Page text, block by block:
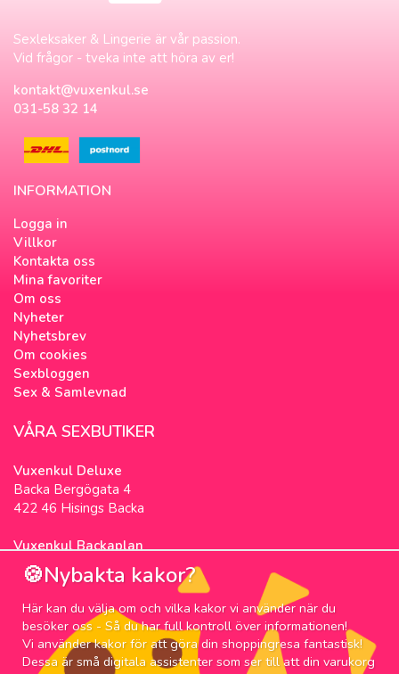
Sexleksaker & Lingerie är vår passion.
Vid frågor - tveka inte att höra av er!
kontakt@vuxenkul.se
031-58 32 14
INFORMATION
Logga in
Villkor
Kontakta oss
Mina favoriter
Om oss
Nyheter
Nyhetsbrev
Om cookies
Sexbloggen
Sex & Samlevnad
VÅRA SEXBUTIKER
Vuxenkul Deluxe
Backa Bergögata 4
422 46 Hisings Backa
Vuxenkul Backaplan
Färgfabriksgatan 3
417 05 Göteborg
NYHETSBREV
Prenumerera på nyhetsbrevet för våra bästa
🍪Nybakta kakor?
Här kan du välja om och vilka kakor vi använder när du
besöker oss - Så du har full kontroll över informationen!
Vi använder kakor för att göra din shoppingresa fantastisk!
Dessa är små digitala assistenter som ser till att din varukorg